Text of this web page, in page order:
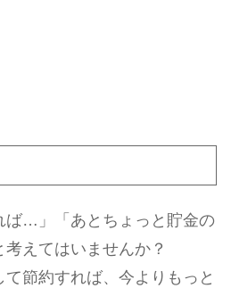
ば…」「あとちょっと貯金の
えてはいませんか？
節約すれば、今よりもっと